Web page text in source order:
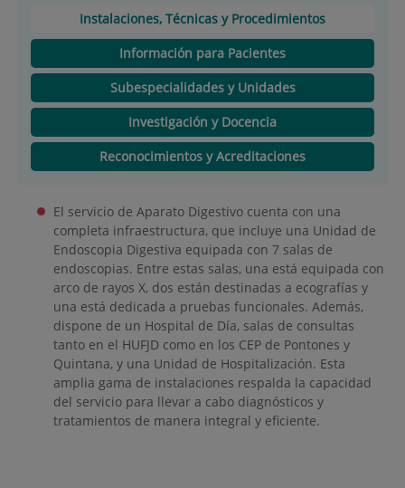
Instalaciones, Técnicas y Procedimientos
Información para Pacientes
Subespecialidades y Unidades
Investigación y Docencia
Reconocimientos y Acreditaciones
El servicio de Aparato Digestivo cuenta con una
completa infraestructura, que incluye una Unidad de
Endoscopia Digestiva equipada con 7 salas de
endoscopias. Entre estas salas, una está equipada con
arco de rayos X, dos están destinadas a ecografías y
una está dedicada a pruebas funcionales. Además,
dispone de un Hospital de Día, salas de consultas
tanto en el HUFJD como en los CEP de Pontones y
Quintana, y una Unidad de Hospitalización. Esta
amplia gama de instalaciones respalda la capacidad
del servicio para llevar a cabo diagnósticos y
tratamientos de manera integral y eficiente.